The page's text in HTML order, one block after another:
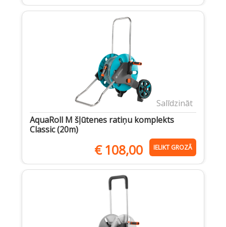
Salīdzināt
AquaRoll M šļūtenes ratiņu komplekts
Classic (20m)
€108,00 IELIKT GROZĀ